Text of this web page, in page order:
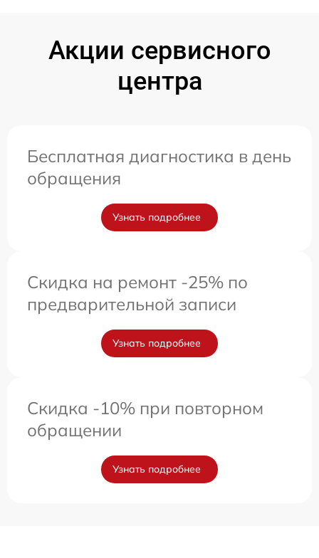
Акции сервисного
центра
Бесплатная диагностика в день
обращения
Узнать подробнее
Скидка на ремонт -25% по
предварительной записи
Узнать подробнее
Скидка -10% при повторном
обращении
Узнать подробнее